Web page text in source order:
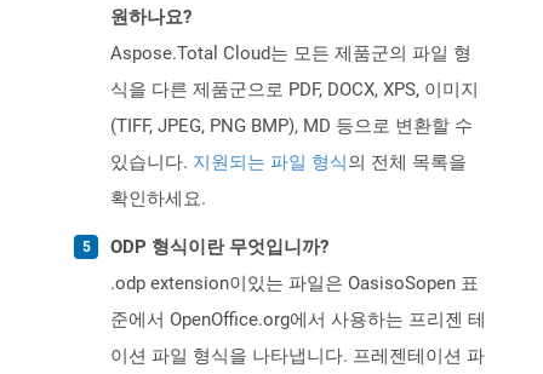
원하나요?
Aspose.Total Cloud는 모든 제품군의 파일 형
식을 다른 제품군으로 PDF, DOCX, XPS, 이미지
(TIFF, JPEG, PNG BMP), MD 등으로 변환할 수
있습니다. 지원되는 파일 형식의 전체 목록을
확인하세요.
ODP 형식이란 무엇입니까?
.odp extension이있는 파일은 OasisoSopen 표
준에서 OpenOffice.org에서 사용하는 프리젠 테
이션 파일 형식을 나타냅니다. 프레젠테이션 파